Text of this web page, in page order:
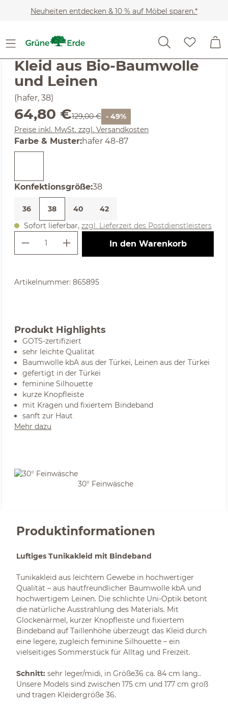
Zum Hauptinhalt springen
Neuheiten entdecken & 10 % auf Möbel sparen.*
Noch keine Bewertungen
Kleid aus Bio-Baumwolle
und Leinen
(hafer, 38)
Verkaufspreis:
64,80 €Regulärer Preis:
129,00 € - 49%
Preise inkl. MwSt. zzgl. Versandkosten
Farbe & Musterauswählen
:hafer 48-87
Konfektionsgrößeauswählen
:38
36 38 40
42
Sofort lieferbar, zzgl. Lieferzeit des Postdienstleisters
Produkt Anzahl: Gib den
In den Warenkorb
Artikelnummer: 865895
Produkt Highlights
GOTS-zertifiziert
sehr leichte Qualität
Baumwolle kbA aus der Türkei, Leinen aus der Türkei
gefertigt in der Türkei
feminine Silhouette
kurze Knopfleiste
mit Kragen und fixiertem Bindeband
sanft zur Haut
Mehr dazu
30° Feinwäsche
Produktinformationen
Luftiges Tunikakleid mit Bindeband
Tunikakleid aus leichtem Gewebe in hochwertiger
Qualität – aus hautfreundlicher Baumwolle kbA und
hochwertigem Leinen. Die schlichte Uni-Optik betont
die natürliche Ausstrahlung des Materials. Mit
Glockenärmel, kurzer Knopfleiste und fixiertem
Bindeband auf Taillenhöhe überzeugt das Kleid durch
eine legere, zugleich feminine Silhouette – ein
vielseitiges Sommerstück für Alltag und Freizeit.
Schnitt: sehr leger/midi, in Größe36 ca. 84 cm lang..
Unsere Models sind zwischen 175 cm und 177 cm groß
und tragen Kleidergröße 36.